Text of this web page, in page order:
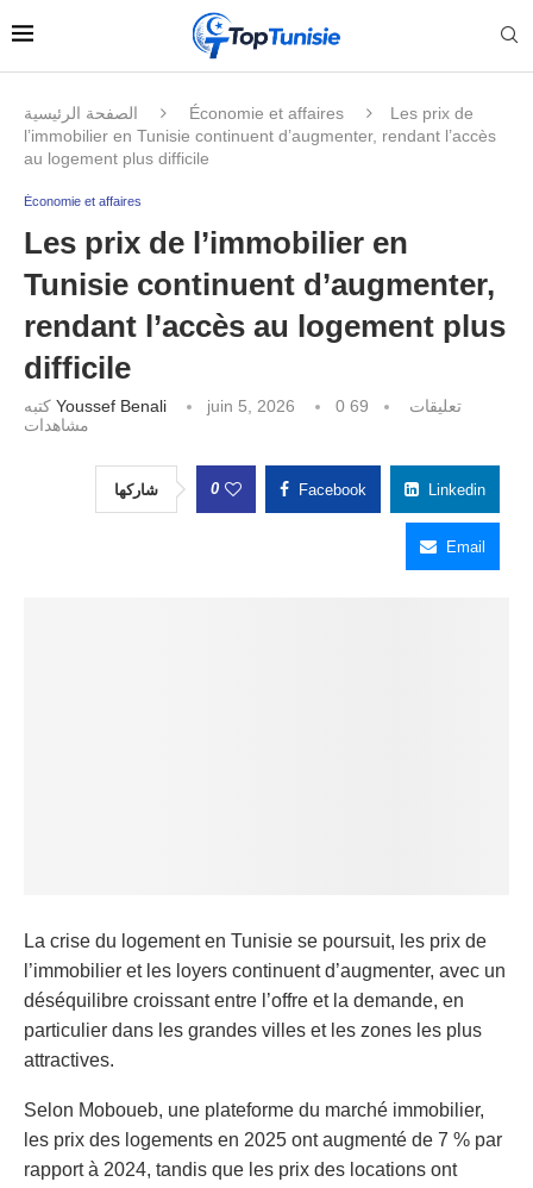
الصفحة الرئيسية Économie et affaires
Les prix de
l’immobilier en Tunisie continuent d’augmenter, rendant l’accès
au logement plus difficile
Économie et affaires
Les prix de l’immobilier en
Tunisie continuent d’augmenter,
rendant l’accès au logement plus
difficile
Youssef Benali juin 5, 2026 0 تعليقات
69
مشاهدات
شاركها 0 Facebook Linkedin
Email
La crise du logement en Tunisie se poursuit, les prix de
l’immobilier et les loyers continuent d’augmenter, avec un
déséquilibre croissant entre l’offre et la demande, en
particulier dans les grandes villes et les zones les plus
attractives.
Selon Moboueb, une plateforme du marché immobilier,
les prix des logements en 2025 ont augmenté de 7 % par
rapport à 2024, tandis que les prix des locations ont